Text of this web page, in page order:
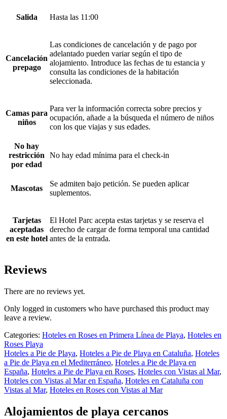
Salida Hasta las 11:00
Cancelación
prepago
Las condiciones de cancelación y de pago por
adelantado pueden variar según el tipo de
alojamiento. Introduce las fechas de tu estancia y
consulta las condiciones de la habitación
seleccionada.
Camas para
niños
Para ver la información correcta sobre precios y
ocupación, añade a la búsqueda el número de niños
con los que viajas y sus edades.
No hay
restricción
por edad
No hay edad mínima para el check-in
Mascotas
Se admiten bajo petición. Se pueden aplicar
suplementos.
Tarjetas
aceptadas
en este hotel
El Hotel Parc acepta estas tarjetas y se reserva el
derecho de cargar de forma temporal una cantidad
antes de la entrada.
Reviews
There are no reviews yet.
Only logged in customers who have purchased this product may
leave a review.
Categories: Hoteles en Roses en Primera Línea de Playa, Hoteles en
Roses Playa
Hoteles a Pie de Playa, Hoteles a Pie de Playa en Cataluña, Hoteles
a Pie de Playa en el Mediterráneo, Hoteles a Pie de Playa en
España, Hoteles a Pie de Playa en Roses, Hoteles con Vistas al Mar,
Hoteles con Vistas al Mar en España, Hoteles en Cataluña con
Vistas al Mar, Hoteles en Roses con Vistas al Mar
Alojamientos de playa cercanos